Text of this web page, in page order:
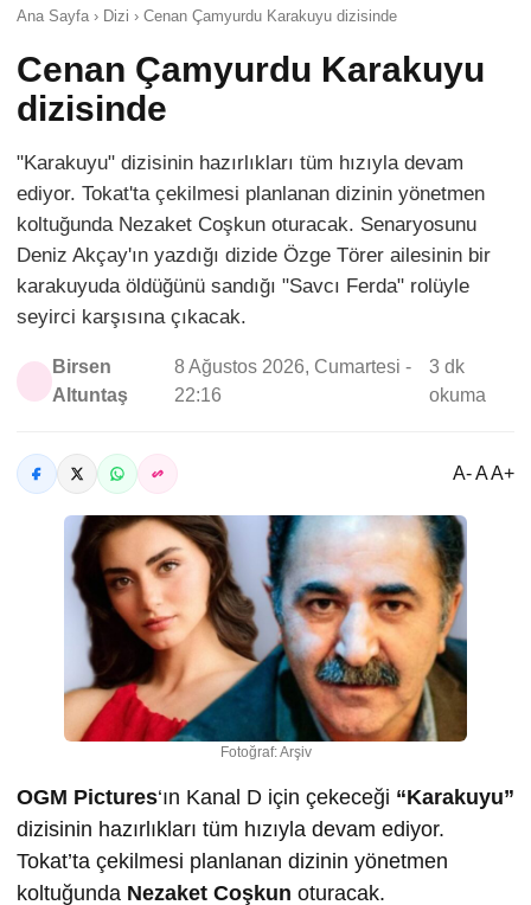
Ana Sayfa › Dizi › Cenan Çamyurdu Karakuyu dizisinde
Cenan Çamyurdu Karakuyu
dizisinde
"Karakuyu" dizisinin hazırlıkları tüm hızıyla devam
ediyor. Tokat'ta çekilmesi planlanan dizinin yönetmen
koltuğunda Nezaket Coşkun oturacak. Senaryosunu
Deniz Akçay'ın yazdığı dizide Özge Törer ailesinin bir
karakuyuda öldüğünü sandığı "Savcı Ferda" rolüyle
seyirci karşısına çıkacak.
Birsen
Altuntaş
8 Ağustos 2026, Cumartesi -
22:16
3 dk
okuma
A- A A+
Fotoğraf: Arşiv
OGM Pictures‘ın Kanal D için çekeceği “Karakuyu”
dizisinin hazırlıkları tüm hızıyla devam ediyor.
Tokat’ta çekilmesi planlanan dizinin yönetmen
koltuğunda Nezaket Coşkun oturacak.